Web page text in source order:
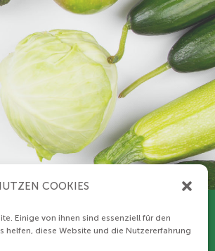
COOKIES
Einige von ihnen sind essenziell für den
helfen, diese Website und die Nutzererfahrung